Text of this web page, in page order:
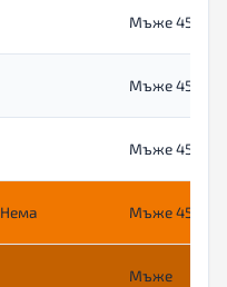
Мъже 45+
Мъже 45+
Мъже 45+
Нема Мъже 45+
Mъже